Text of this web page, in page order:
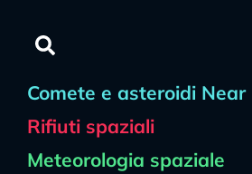
Comete e asteroidi
Rifiuti spaziali
Meteorologia spaziale